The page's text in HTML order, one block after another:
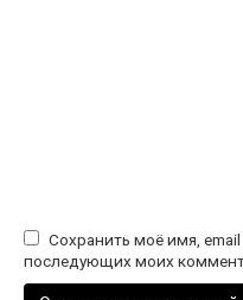
Сохранить моё имя,
последующих моих